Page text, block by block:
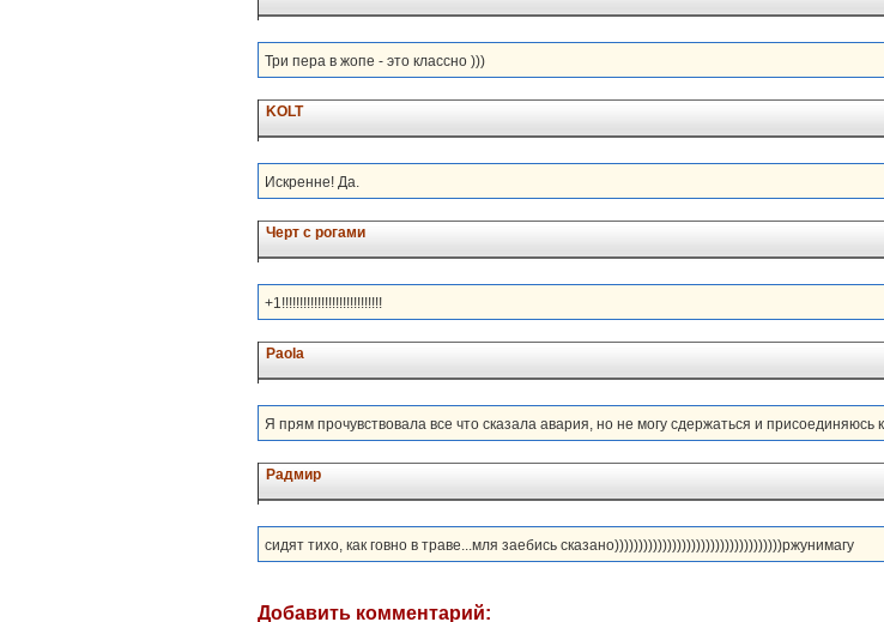
Три пера в жопе - это классно )))
KOLT
Искренне! Да.
Черт с рогами
+1!!!!!!!!!!!!!!!!!!!!!!!!!!!!
Paola
Я прям прочувствовала все что сказала авария, но не могу сдержаться и
Радмир
сидят тихо, как говно в траве...мля заебись сказано)))))))))))))))))))))))))))))))))))ржунимагу
Добавить комментарий: